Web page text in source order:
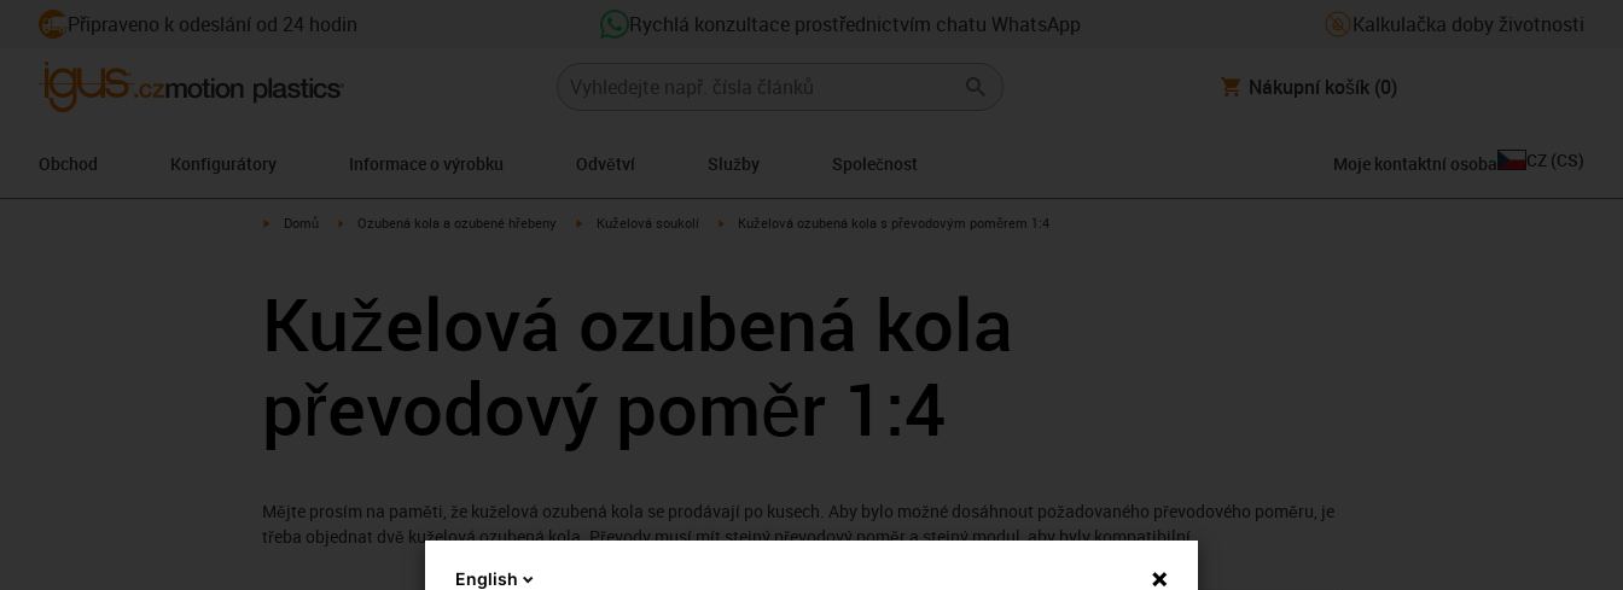
Připraveno k odeslání od 24 hodin Rychlá konzultace prostřednictvím chatu WhatsApp Kalkulačka doby životnosti
Nákupní košík (0)
Obchod Konfigurátory Informace o výrobku Odvětví Služby Společnost Moje kontaktní osoba CZ (CS)
igus-icon-arrow-right
Domů igus-icon-arrow-right
Ozubená kola a ozubené hřebeny igus-icon-arrow-right
Kuželová soukolí igus-icon-arrow-right
Kuželová ozubená kola s převodovým poměrem 1:4
Kuželová ozubená kola
převodový poměr 1:4
Mějte prosím na paměti, že kuželová ozubená kola se prodávají po kusech. Aby bylo možné dosáhnout požadovaného převodového poměru, je
třeba objednat dvě kuželová ozubená kola. Převody musí mít stejný převodový poměr a stejný modul, aby byly kompatibilní.
English